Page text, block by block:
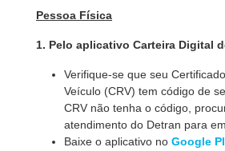
Pessoa Física
1. Pelo aplicativo Carteira Digital
Verifique-se que seu
Veículo (CRV) tem código de
CRV não tenha o código,
atendimento do Detran para
Baixe o aplicativo no Google